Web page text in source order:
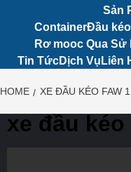
Sản
ContainerĐầu
Rơ mooc Qua Sử
Tin TứcDịch Vụ Liên
HOME XE ĐẦU KÉO FAW
xe đầu kéo